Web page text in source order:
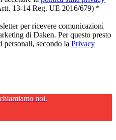
13-14 Reg. UE 2016/679) *
per ricevere comunicazioni
di Daken. Per questo presto
personali, secondo la Privacy
noi.